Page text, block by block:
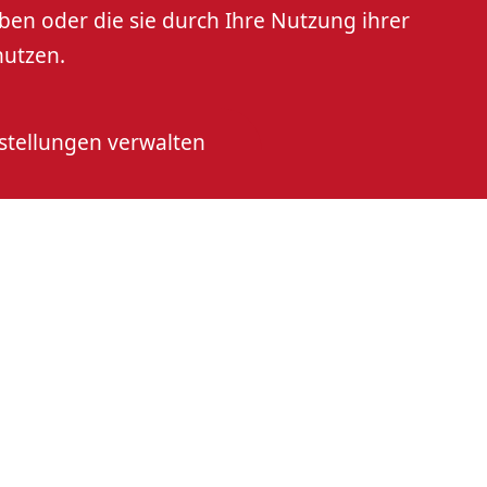
oder die sie durch Ihre Nutzung ihrer
verwalten